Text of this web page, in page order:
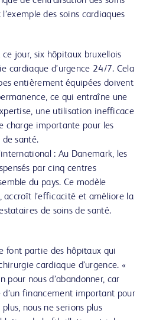
des soins cardiaques
jour, six hôpitaux bruxellois
cardiaque d’urgence 24/7. Cela
entièrement équipées doivent
ce qui entraîne une
une utilisation inefficace
charge importante pour les
de santé.
: Au Danemark, les
par cinq centres
du pays. Ce modèle
accroît l’efficacité et améliore la
de soins de santé.
font partie des hôpitaux qui
cardiaque d’urgence. «
pour nous d’abandonner, car
financement important pour
nous ne serions plus